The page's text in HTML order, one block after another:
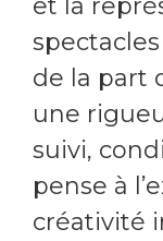
de la part
une
suivi,
pense à
créativité